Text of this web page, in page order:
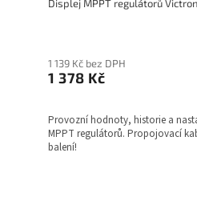
Displej MPPT regulátorů
1 139 Kč bez DPH
1 378 Kč
Provozní hodnoty, historie a
MPPT regulátorů. Propojovací
balení!